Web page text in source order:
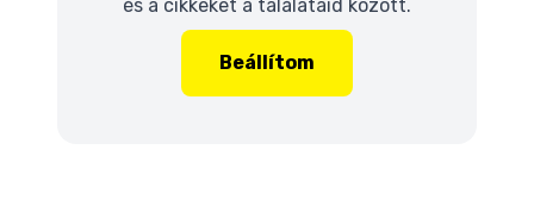
és a cikkeket a találataid között.
Beállítom